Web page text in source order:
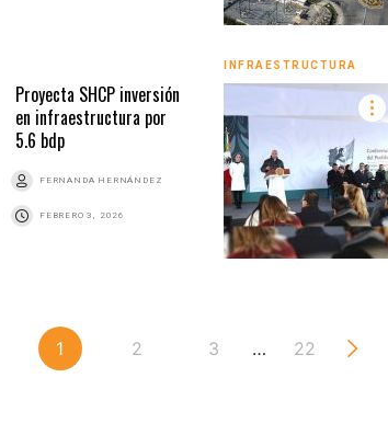
Proyecta SHCP inversión
en infraestructura por
5.6 bdp
FERNANDA HERNÁNDEZ
FEBRERO 3, 2026
INFRAESTRUCTURA
1 2 3 … 22